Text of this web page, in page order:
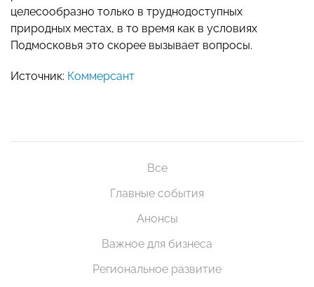
целесообразно только в труднодоступных
природных местах, в то время как в условиях
Подмосковья это скорее вызывает вопросы.
Источник: Коммерсант
Все
Главные события
Анонсы
Важное для бизнеса
Региональное развитие